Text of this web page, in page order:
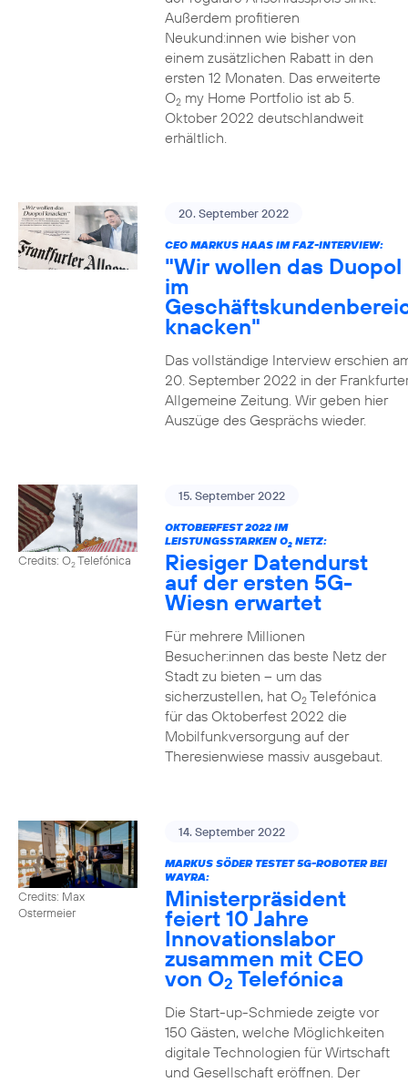
Außerdem profitieren
Neukund:innen wie bisher von
einem zusätzlichen Rabatt in den
ersten 12 Monaten. Das erweiterte
O2my Home Portfolio ist ab 5.
Oktober 2022 deutschlandweit
erhältlich.
20. September 2022
CEO MARKUS HAAS IM FAZ-INTERVIEW:
"Wir wollen das Duopol
im
knacken"
Das vollständige Interview erschien
20. September 2022 in der
Allgemeine Zeitung. Wir geben hier
Auszüge des Gesprächs wieder.
Credits: O2Telefónica
15. September 2022
OKTOBERFEST 2022 IM
LEISTUNGSSTARKEN O2NETZ:
Riesiger Datendurst
auf der ersten 5G-
Wiesn erwartet
Für mehrere Millionen
Besucher:innen das beste Netz der
Stadt zu bieten – um das
sicherzustellen, hat O2Telefónica
für das Oktoberfest 2022 die
Mobilfunkversorgung auf der
Theresienwiese massiv ausgebaut.
Credits: Max
Ostermeier
14. September 2022
MARKUS SÖDER TESTET 5G-ROBOTER BEI
WAYRA:
Ministerpräsident
feiert 10 Jahre
Innovationslabor
zusammen mit CEO
von O2 Telefónica
Die Start-up-Schmiede zeigte vor
150 Gästen, welche Möglichkeiten
digitale Technologien für Wirtschaft
und Gesellschaft eröffnen. Der